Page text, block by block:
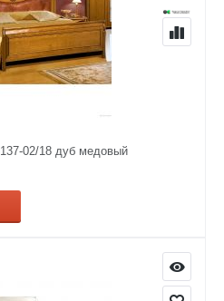
02/18 дуб медовый